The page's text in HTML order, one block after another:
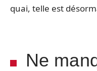
quai, telle est
Ne